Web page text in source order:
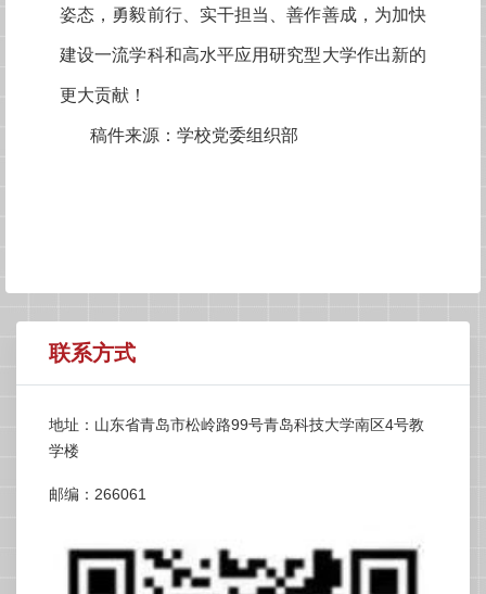
联系方式
地址：山东省青岛市松岭路99号青岛科技大学南区4号教
学楼
邮编：266061
姿态，勇毅前行、实干担当、善作善成，为加快
建设一流学科和高水平应用研究型大学作出新的
更大贡献！
稿件来源：学校党委组织部